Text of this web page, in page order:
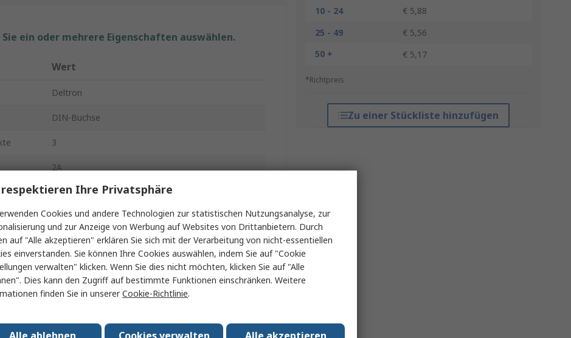
10 - 24
€ 5,88
25 - 49
€ 5,56
50 +
€ 5,17
*Richtpreis
Zu einer Stückliste hinzufügen
ein oder mehrere Eigenschaften auswählen.
Wert
Deltron
DIN-Buchse
3
2A
Frontplattenmontage
Standard
Buchse
Verriegelbar
Gerade
Ihre Privatsphäre
Cookies und andere Technologien zur statistischen Nutzungsanalyse, zur
und zur Anzeige von Werbung auf Websites von Drittanbietern. Durch
auf "Alle akzeptieren" erklären Sie sich mit der Verarbeitung von nicht-essentiellen
einverstanden. Sie können Ihre Cookies auswählen, indem Sie auf "Cookie
verwalten" klicken. Wenn Sie dies nicht möchten, klicken Sie auf "Alle
Dies kann den Zugriff auf bestimmte Funktionen einschränken. Weitere
finden Sie in unsererCookie-Richtlinie.